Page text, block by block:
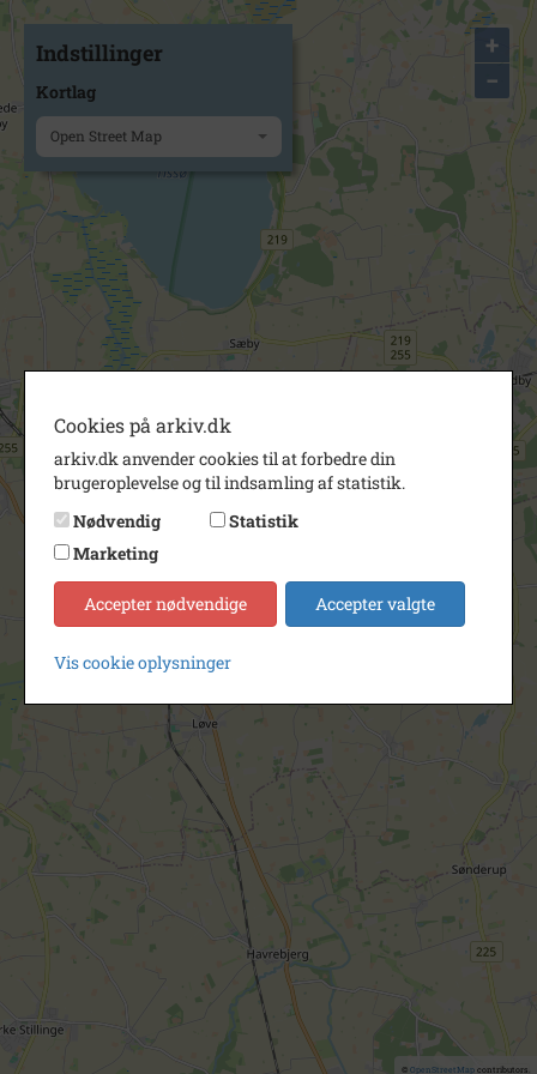
+
−
© OpenStreetMapcontributors.
Indstillinger
Kortlag
Open Street Map
Cookies på arkiv.dk
arkiv.dk anvender cookies til at forbedre din
brugeroplevelse og til indsamling af statistik.
Nødvendig
Statistik
Marketing
Accepter nødvendige Accepter valgte
Vis cookie oplysninger